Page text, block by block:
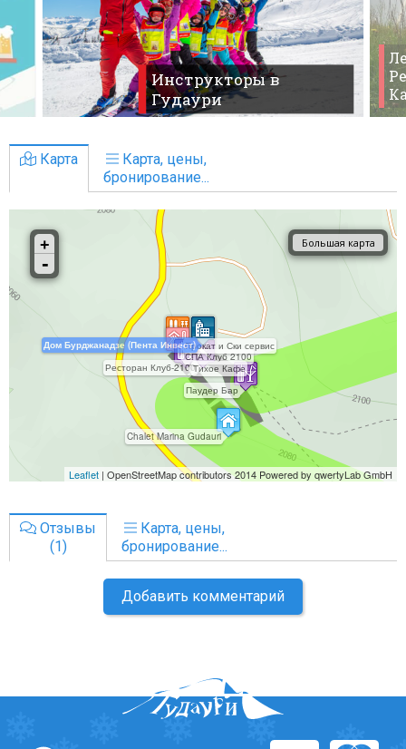
Инструкторы в
Гудаури
Карта
Карта, цены,
бронирование...
Отзывы
(1)
Карта, цены,
бронирование...
Добавить комментарий